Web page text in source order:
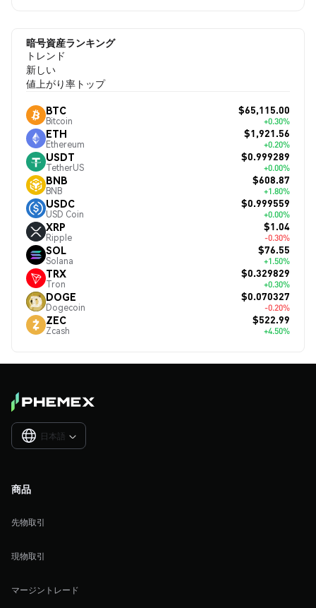
暗号資産ランキング
トレンド
新しい
値上がり率トップ
BTC
Bitcoin
$65,115.00
+0.30%
ETH
Ethereum
$1,921.56
+0.20%
USDT
TetherUS
$0.999289
+0.00%
BNB
BNB
$608.87
+1.80%
USDC
USD Coin
$0.999559
+0.00%
XRP
Ripple
$1.04
-0.30%
SOL
Solana
$76.55
+1.50%
TRX
Tron
$0.329829
+0.30%
DOGE
Dogecoin
$0.070327
-0.20%
ZEC
Zcash
$522.99
+4.50%
日本語 
商品
先物取引
現物取引
マージントレード